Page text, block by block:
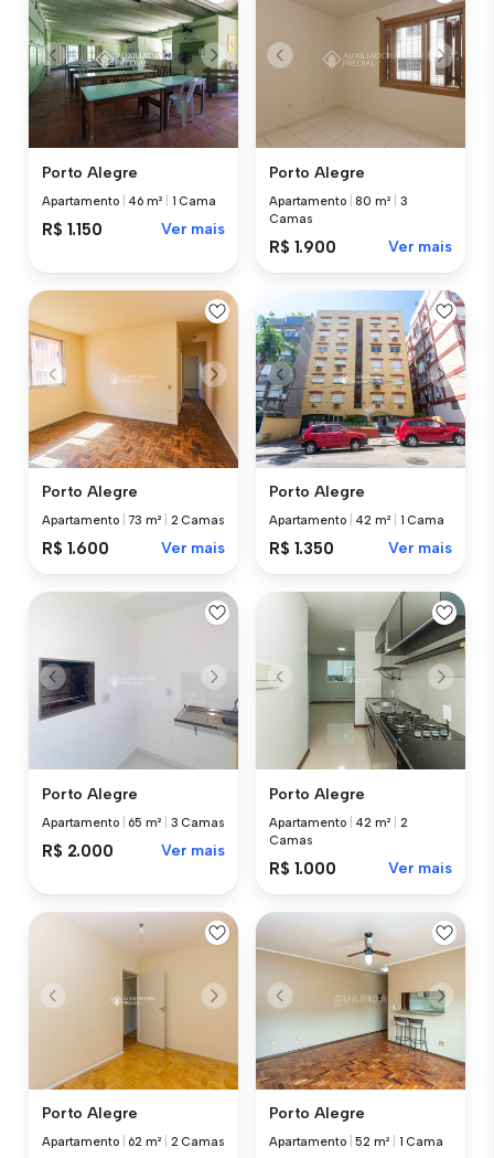
Porto Alegre
Apartamento 46 m² 1 Cama
R$ 1.150 Ver mais
Porto Alegre
Apartamento |80 m²
3
Camas
R$ 1.900 Ver mais
Porto Alegre
Apartamento |73 m² 2 Camas
R$ 1.600 Ver mais
Porto Alegre
Apartamento 42 m² 1 Cama
R$ 1.350 Ver mais
Porto Alegre
Apartamento 65 m² 3 Camas
R$ 2.000 Ver mais
Porto Alegre
Apartamento 42 m²
2
Camas
R$ 1.000 Ver mais
Porto Alegre
Apartamento 62 m² 2 Camas
Porto Alegre
Apartamento |52 m² 1 Cama